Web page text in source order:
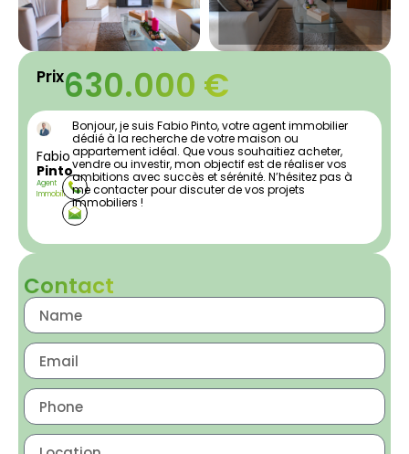
Prix630.000 €
Fabio
Pinto
Agent
Immobilier
Bonjour, je suis Fabio Pinto, votre agent immobilier
dédié à la recherche de votre maison ou
appartement idéal. Que vous souhaitiez acheter,
vendre ou investir, mon objectif est de réaliser vos
ambitions avec succès et sérénité. N’hésitez pas à
me contacter pour discuter de vos projets
immobiliers !
Contact